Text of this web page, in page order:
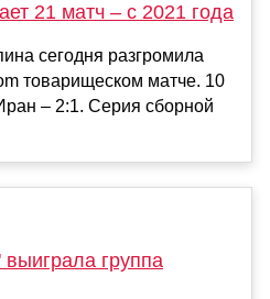
21 матч – с 2021 года
сегодня разгромила
товарищеском матче. 10
– 2:1. Серия сборной
группа